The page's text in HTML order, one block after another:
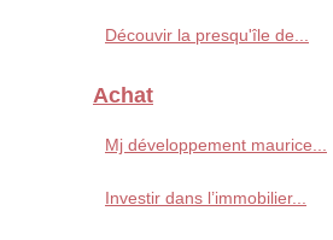
Découvir la presqu'île de...
Achat
Mj développement maurice...
Investir dans l’immobilier...